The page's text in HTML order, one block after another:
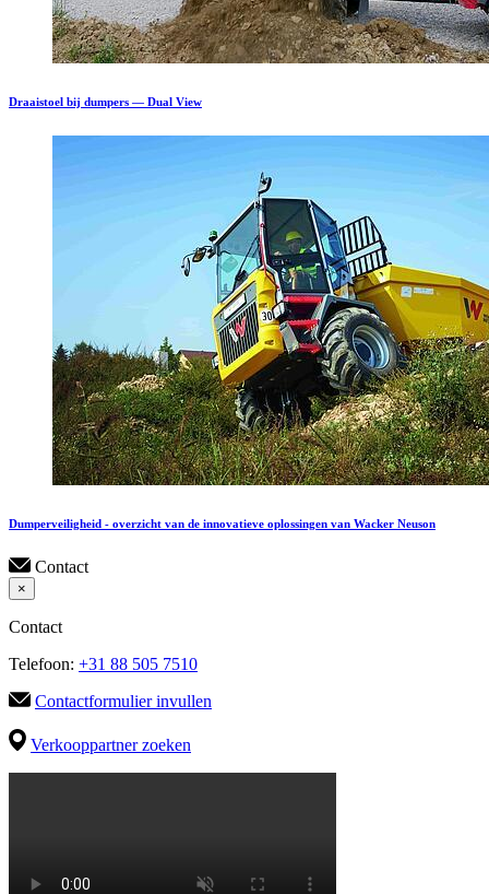
Draaistoel bij dumpers — Dual View
Dumperveiligheid - overzicht van de innovatieve oplossingen van Wacker Neuson
Contact
×
Contact
Telefoon: +31 88 505 7510
Contactformulier invullen
Verkooppartner zoeken